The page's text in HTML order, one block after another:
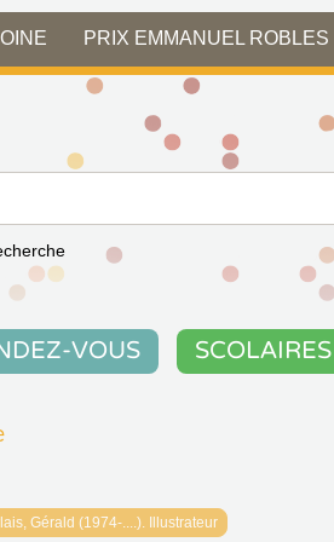
PRIX EMMANUEL ROBLES
VOUS SCOLAIRES
Gérald (1974-....). Illustrateur